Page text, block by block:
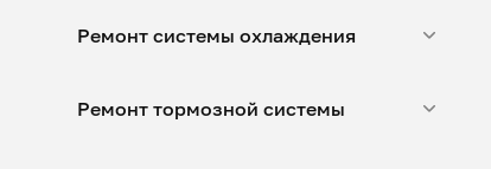
Ремонт системы охлаждения
Ремонт тормозной системы